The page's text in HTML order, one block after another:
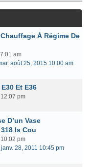
À Régime De
am
août 25, 2015 10:00 am
Et E36
pm
D’un Vase
Is Cou
pm
28, 2011 10:45 pm